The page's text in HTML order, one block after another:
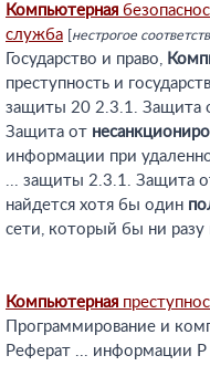
Компьютерная
служба
нестрогое
Государство и право,
преступность и
защиты 20 2.3.1. Защита
Защита от
информации при
... защиты 2.3.1. Защита
найдется хотя бы один
сети, который бы ни разу
Компьютерная
Программирование и
Реферат ... информации